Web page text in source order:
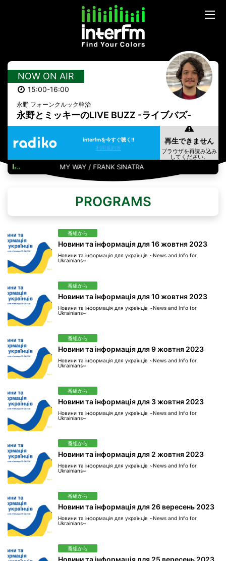
NOW ON AIR
15:00-16:00
永野 フォーンクルック幹治
永野とミッキーのLIVE BUZZ -ライブバズ-
interfmを今すぐ聴く!!
利用規約等
MY WAY / FRANK SINATRA
PROGRAMS
番組から
Новини та інформація для 16 жовтня 2023
Новини та інформація для українців ~News and Info for
Ukrainians~
番組から
Новини та інформація для 10 жовтня 2023
Новини та інформація для українців ~News and Info for
Ukrainians~
番組から
Новини та інформація для 9 жовтня 2023
Новини та інформація для українців ~News and Info for
Ukrainians~
番組から
Новини та інформація для 3 жовтня 2023
Новини та інформація для українців ~News and Info for
Ukrainians~
番組から
Новини та інформація для 2 жовтня 2023
Новини та інформація для українців ~News and Info for
Ukrainians~
番組から
Новини та інформація для 26 вересень 2023
Новини та інформація для українців ~News and Info for
Ukrainians~
番組から